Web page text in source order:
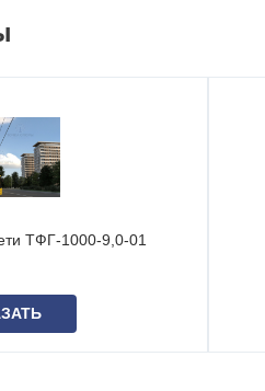
ТФГ-1000-9,0-01